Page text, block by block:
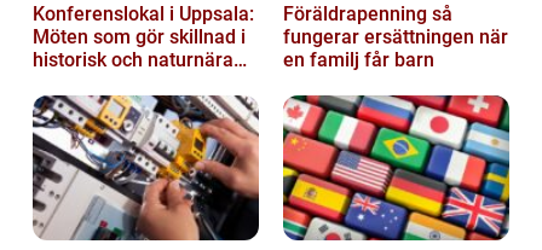
Konferenslokal i Uppsala:
Möten som gör skillnad i
historisk och naturnära
Föräldrapenning så
fungerar ersättningen när
en familj får barn